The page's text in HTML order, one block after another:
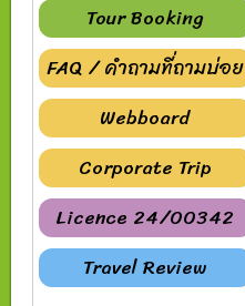
Tour Booking
FAQ / คำถามที่ถามบ่อย
Webboard
Corporate Trip
Licence 24/00342
Travel Review